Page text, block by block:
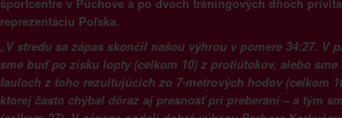
reprezentáciu Poľska.
„V stredu sa zápas skončil našou výhrou v pomere 34:27.
sme buď po zisku lopty (celkom 10) z protiútokov, alebo
fauloch z toho rezultujúcich zo 7-metrových hodov (celkom
ktorej často chýbal dôraz aj presnosť pri preberaní – a tým